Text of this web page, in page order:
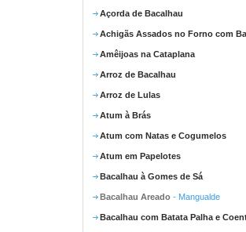
Açorda de Bacalhau
Achigãs Assados no Forno com
Amêijoas na Cataplana
Arroz de Bacalhau
Arroz de Lulas
Atum à Brás
Atum com Natas e Cogumelos
Atum em Papelotes
Bacalhau à Gomes de Sá
Bacalhau Areado - Mangualde
Bacalhau com Batata Palha e